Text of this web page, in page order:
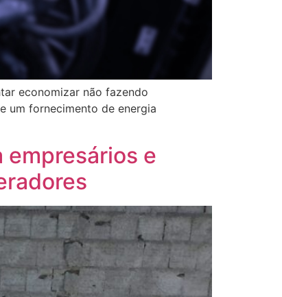
economizar não fazendo
um fornecimento de energia
empresários e